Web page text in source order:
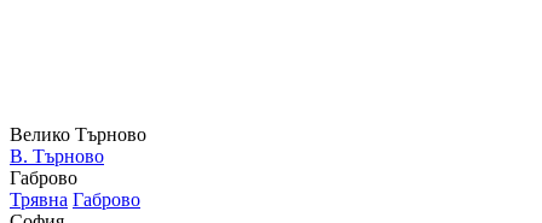
Велико Търново
В. Търново
Габрово
Трявна Габрово